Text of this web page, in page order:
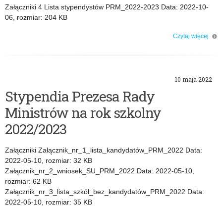
Załączniki 4 Lista stypendystów PRM_2022-2023 Data: 2022-10-
06, rozmiar: 204 KB
Czytaj więcej
10 maja 2022
Stypendia Prezesa Rady
Ministrów na rok szkolny
2022/2023
Załączniki Załącznik_nr_1_lista_kandydatów_PRM_2022 Data:
2022-05-10, rozmiar: 32 KB
Załącznik_nr_2_wniosek_SU_PRM_2022 Data: 2022-05-10,
rozmiar: 62 KB
Załącznik_nr_3_lista_szkół_bez_kandydatów_PRM_2022 Data:
2022-05-10, rozmiar: 35 KB